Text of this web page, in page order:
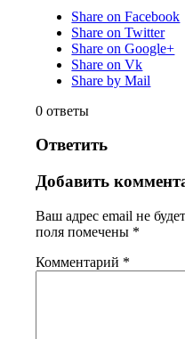
Share on Facebook
Share on Twitter
Share on Google+
Share on Vk
Share by Mail
0 ответы
Ответить
Добавить
Ваш адрес email не
поля помечены *
Комментарий *